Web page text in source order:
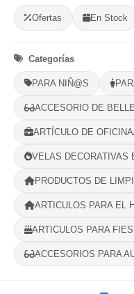
Ofertas En Stock
Categorías
PARA NIÑ@S
ACCESORIO DE
ARTÍCULO DE
VELAS DECORATIVAS
PRODUCTOS DE
ARTICULOS PARA EL
ARTICULOS PARA
ACCESORIOS PARA
Opciones de
Selecciona tu ubicacion
PROVINCIA
- +